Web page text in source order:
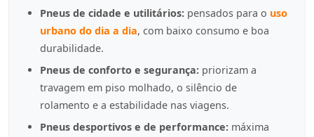
Pneus de cidade e utilitários: pensados para o uso
urbano do dia a dia, com baixo consumo e boa
durabilidade.
Pneus de conforto e segurança: priorizam a
travagem em piso molhado, o silêncio de
rolamento e a estabilidade nas viagens.
Pneus desportivos e de performance: máxima